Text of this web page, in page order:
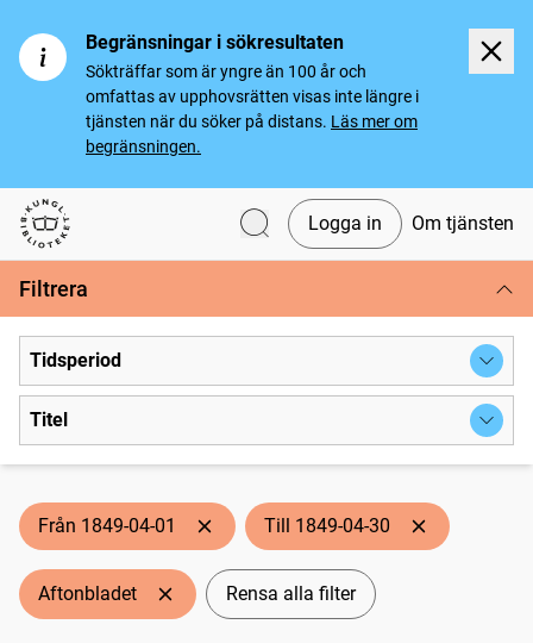
Begränsningar i sökresultaten
Sökträffar som är yngre än 100 år och
omfattas av upphovsrätten visas inte längre i
tjänsten när du söker på distans. Läs mer om
begränsningen.
Svenska tidningar
Logga in Om tjänsten
Filtrera
Tidsperiod
Titel
Från 1849-04-01 Till 1849-04-30
Aftonbladet Rensa alla filter